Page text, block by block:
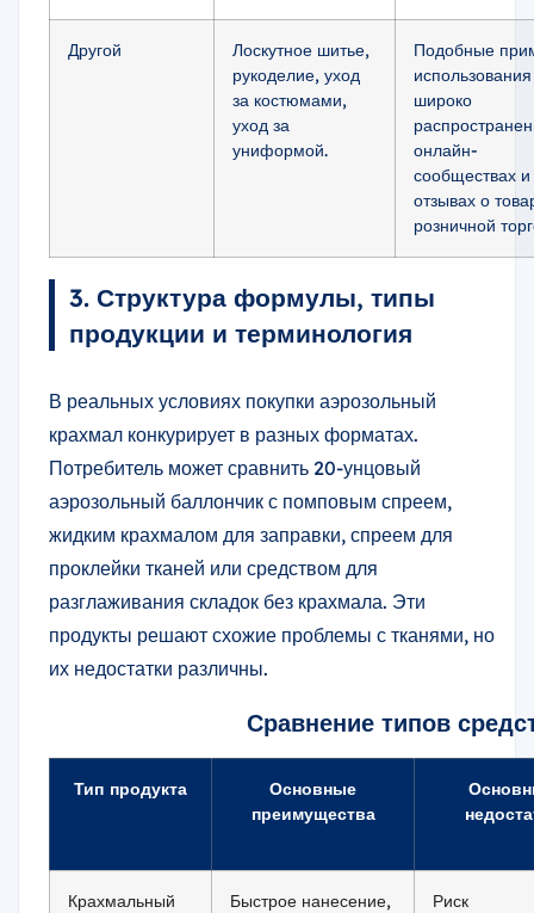
Другой
Лоскутное шитье,
рукоделие, уход
за костюмами,
уход за
униформой.
Подобные
использования
широко
онлайн-
сообществах и
отзывах о
розничной
3. Структура формулы, типы
продукции и терминология
В реальных условиях покупки аэрозольный
крахмал конкурирует в разных форматах.
Потребитель может сравнить 20-унцовый
аэрозольный баллончик с помповым спреем,
жидким крахмалом для заправки, спреем для
проклейки тканей или средством для
разглаживания складок без крахмала. Эти
продукты решают схожие проблемы с тканями, но
их недостатки различны.
Сравнение типов
Тип продукта
Основные
преимущества
Крахмальный
Быстрое нанесение,
Риск